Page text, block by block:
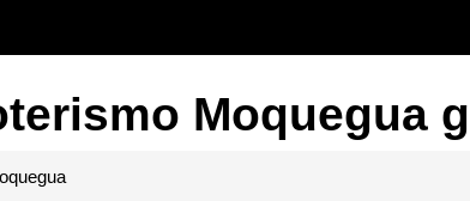
Moquegua